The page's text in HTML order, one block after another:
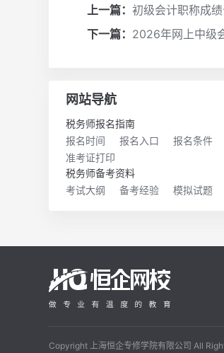
上一篇： 初级会计职称成
下一篇： 2026年网上中级
网站导航
税务师报名指南
报名时间
报名入口 报名条件
准考证打印
税务师备考资料
考试大纲
备考经验 模拟试题
Copyright 上海恒企专修学院有限公司 All